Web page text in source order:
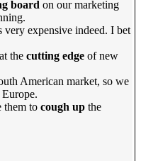
board on our marketing
very expensive indeed. I bet
the cutting edge of new
American market, so we
them to cough up the